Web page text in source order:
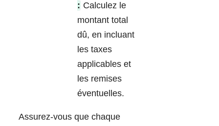
: Calculez le
montant total
dû, en incluant
les taxes
applicables et
les remises
éventuelles.
Assurez-vous que chaque